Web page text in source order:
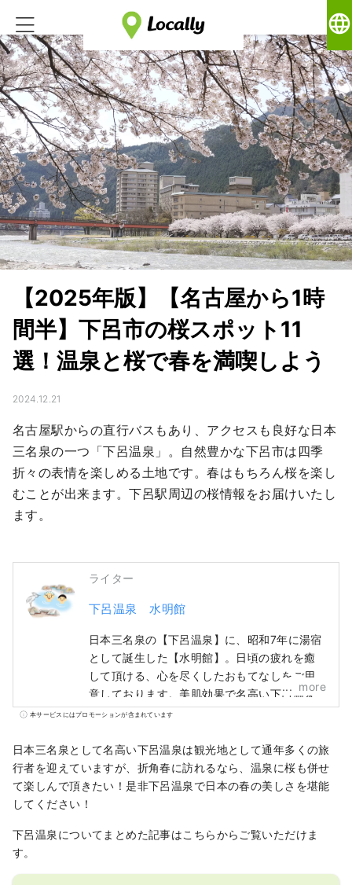
language
【2025年版】【名古屋から1時
間半】下呂市の桜スポット11
選！温泉と桜で春を満喫しよう
2024.12.21
名古屋駅からの直行バスもあり、アクセスも良好な日本
三名泉の一つ「下呂温泉」。自然豊かな下呂市は四季
折々の表情を楽しめる土地です。春はもちろん桜を楽し
むことが出来ます。下呂駅周辺の桜情報をお届けいたし
ます。
ライター
下呂温泉 水明館
日本三名泉の【下呂温泉】に、昭和7年に湯宿
として誕生した【水明館】。日頃の疲れを癒
して頂ける、心を尽くしたおもてなしをご用
意しております。美肌効果で名高い下呂温泉
を、趣向の異なる3箇所の大浴場にてお楽しみ
一望できる展望大浴場や、檜の香り漂うサウ
ナ付き大浴場、内風呂付の野天風呂を湯めぐ
り感覚でご堪能下さい。日本文化を大切にし
示もございます。 その他プールやアスレチッ
います。 ご夕食は和食会席とフレンチ、中華
more
本サービスにはプロモーションが含まれています
日本三名泉として名高い下呂温泉は観光地として通年多くの旅
行者を迎えていますが、折角春に訪れるなら、温泉に桜も併せ
て楽しんで頂きたい！是非下呂温泉で日本の春の美しさを堪能
してください！
下呂温泉についてまとめた記事はこちらからご覧いただけま
す。